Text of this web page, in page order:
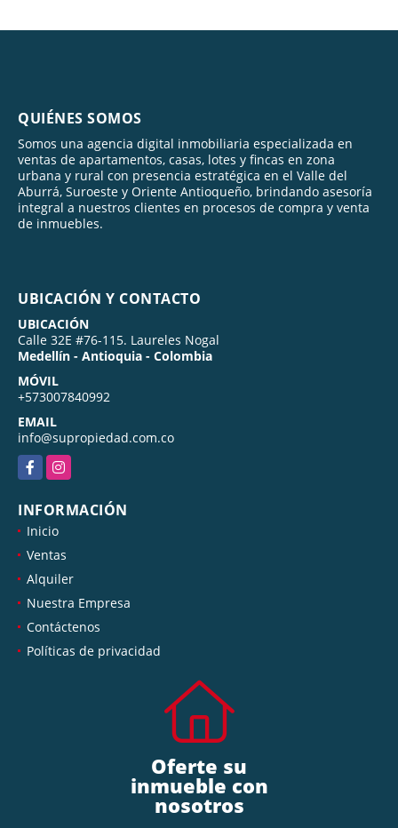
QUIÉNES SOMOS
Somos una agencia digital inmobiliaria especializada en
ventas de apartamentos, casas, lotes y fincas en zona
urbana y rural con presencia estratégica en el Valle del
Aburrá, Suroeste y Oriente Antioqueño, brindando asesoría
integral a nuestros clientes en procesos de compra y venta
de inmuebles.
UBICACIÓN Y CONTACTO
UBICACIÓN
Calle 32E #76-115. Laureles Nogal
Medellín - Antioquia - Colombia
MÓVIL
+573007840992
EMAIL
info@supropiedad.com.co
FacebookInstagram
INFORMACIÓN
Inicio
Ventas
Alquiler
Nuestra Empresa
Contáctenos
Políticas de privacidad
Oferte su
inmueble con
nosotros